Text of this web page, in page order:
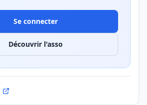
Se connecter
Découvrir l'asso